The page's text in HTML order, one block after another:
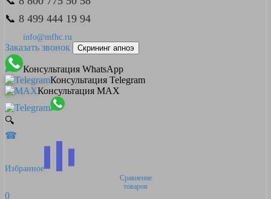
📞 8 499 444 19 94
info@mfhc.ru
Заказать звонок Скрининг апноэ
Консультация WhatsApp
Консультация Telegram
Консультация MAX
🔍
☎
Избранное
Сравнение
товаров
0